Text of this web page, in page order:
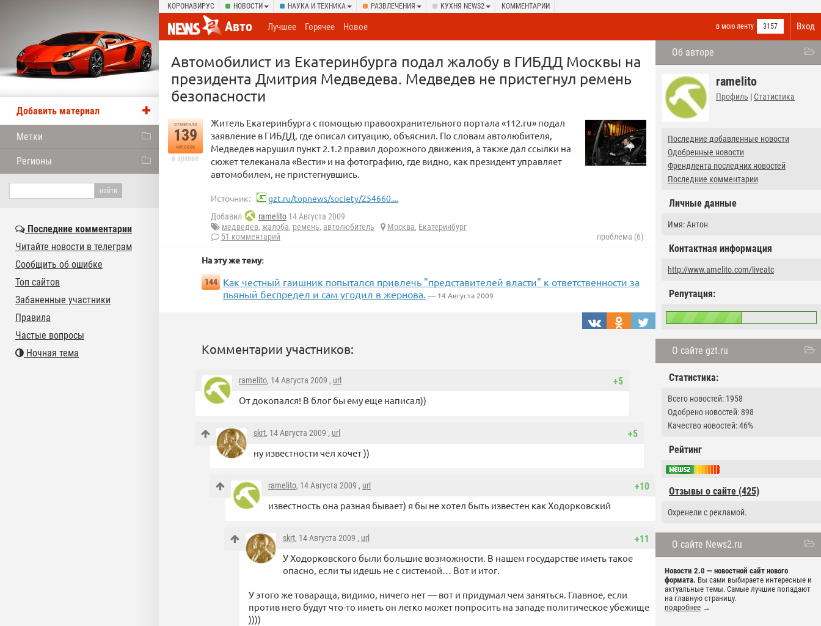
КОРОНАВИРУС НОВОСТИ НАУКА И ТЕХНИКА РАЗВЛЕЧЕНИЯ КУХНЯ NEWS2 КОММЕНТАРИИ
Вход
Авто в мою ленту 3157
Лучшее Горячее Новое
Об авторе
ramelito
Профиль | Статистика
Последние добавленные новости
Одобренные новости
Френдлента последних новостей
Последние комментарии
Личные данные
Имя: Антон
Контактная информация
http://www.amelito.com/liveatc
Репутация:
О сайте gzt.ru
Статистика:
Всего новостей: 1958
Одобрено новостей: 898
Качество новостей: 46%
Рейтинг
Отзывы о сайте (425)
Охренели с рекламой.
О сайте News2.ru
Новости 2.0 — новостной сайт нового
формата. Вы сами выбираете интересные и
актуальные темы. Самые лучшие попадают
на главную страницу.
подробнее →
Автомобилист из Екатеринбурга подал жалобу в ГИБДД Москвы на
президента Дмитрия Медведева. Медведев не пристегнул ремень
безопасности
отметили
139
человек
в архиве
Житель Екатеринбурга с помощью правоохранительного портала «112.ru» подал
заявление в ГИБДД, где описал ситуацию, объяснил. По словам автолюбителя,
Медведев нарушил пункт 2.1.2 правил дорожного движения, а также дал ссылки на
сюжет телеканала «Вести» и на фотографию, где видно, как президент управляет
автомобилем, не пристегнувшись.
Источник: gzt.ru/topnews/society/254660....
Добавил ramelito 14 Августа 2009
медведев, жалоба, ремень, автолюбитель Москва, Екатеринбург
51 комментарий
проблема (6)
На эту же тему:
144
Как честный гаишник попытался привлечь "представителей власти" к ответственности за
пьяный беспредел и сам угодил в жернова. — 14 Августа 2009
Комментарии участников:
+5
ramelito, 14 Августа 2009 , url
От докопался! В блог бы ему еще написал))
+5
skrt, 14 Августа 2009 , url
ну известности чел хочет ))
+10
ramelito, 14 Августа 2009 , url
известность она разная бывает) я бы не хотел быть известен как Ходорковский
+11
skrt, 14 Августа 2009 , url
У Ходорковского были большие возможности. В нашем государстве иметь такое
опасно, если ты идешь не с системой… Вот и итог.
У этого же товараща, видимо, ничего нет — вот и придумал чем заняться. Главное, если
против него будут что-то иметь он легко может попросить на западе политическое убежище
))))
Добавить материал
Метки
Регионы
Последние комментарии
Читайте новости в телеграм
Сообщить об ошибке
Топ сайтов
Забаненные участники
Правила
Частые вопросы
Ночная тема